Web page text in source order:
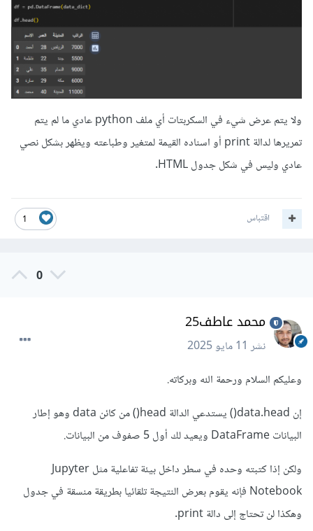
ولا يتم عرض شيء في السكربتات أي ملف python عادي ما لم يتم
تمريرها لدالة print أو اسناده القيمة لمتغير وطباعته ويظهر بشكل نصي
عادي وليس في شكل جدول HTML.
1 اقتباس
0
محمد عاطف25
نشر11 مايو 2025
وعليكم السلام ورحمة الله وبركاته.
إن data.head() يستدعي الدالة head() من كائن data وهو إطار
البيانات DataFrame ويعيد لك أول 5 صفوف من البيانات.
ولكن إذا كتبته وحده في سطر داخل بيئة تفاعلية مثل Jupyter
Notebook فإنه يقوم بعرض النتيجة تلقائيا بطريقة منسقة في جدول
وهكذا لن تحتاج إلى دالة print.